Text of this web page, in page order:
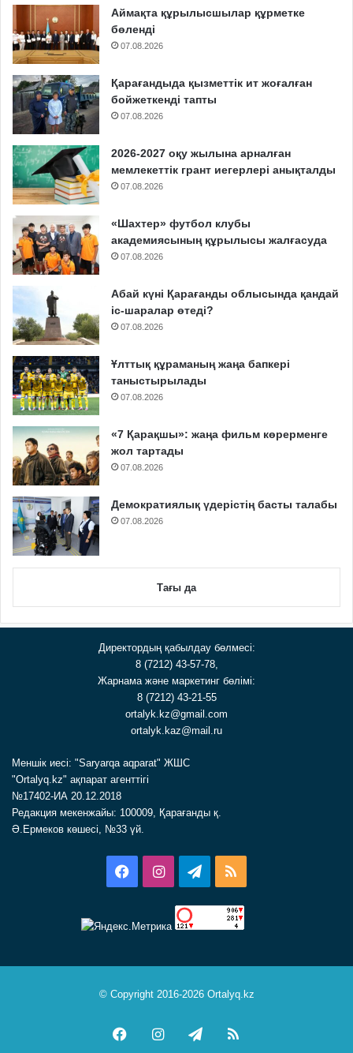
Аймақта құрылысшылар құрметке
бөленді
07.08.2026
Қарағандыда қызметтік ит жоғалған
бойжеткенді тапты
07.08.2026
2026-2027 оқу жылына арналған
мемлекеттік грант иегерлері анықталды
07.08.2026
«Шахтер» футбол клубы
академиясының құрылысы жалғасуда
07.08.2026
Абай күні Қарағанды облысында қандай
іс-шаралар өтеді?
07.08.2026
Ұлттық құраманың жаңа бапкері
таныстырылады
07.08.2026
«7 Қарақшы»: жаңа фильм көрерменге
жол тартады
07.08.2026
Демократиялық үдерістің басты талабы
07.08.2026
Тағы да
Директордың қабылдау бөлмесі:
8 (7212) 43-57-78,
Жарнама және маркетинг бөлімі:
8 (7212) 43-21-55
ortalyk.kz@gmail.com
ortalyk.kaz@mail.ru
Меншік иесі: "Saryarqa aqparat" ЖШС
"Ortalyq.kz" ақпарат агенттігі
№17402-ИА 20.12.2018
Редакция мекенжайы: 100009, Қарағанды қ.
Ә.Ермеков көшесі, №33 үй.
FacebookInstagramTelegram
© Copyright 2016-2026 Ortalyq.kz
FacebookInstagramTelegram